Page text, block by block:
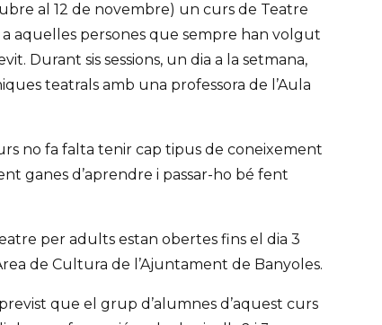
al 12 de novembre) un curs de Teatre
aquelles persones que sempre han volgut
Durant sis sessions, un dia a la setmana,
teatrals amb una professora de l’Aula
no fa falta tenir cap tipus de coneixement
ganes d’aprendre i passar-ho bé fent
per adults estan obertes fins el dia 3
de Cultura de l’Ajuntament de Banyoles.
que el grup d’alumnes d’aquest curs